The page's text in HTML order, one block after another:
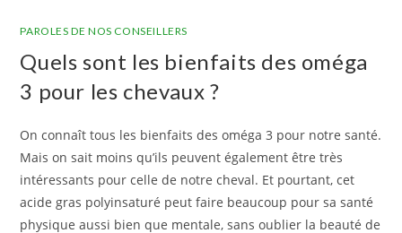
PAROLES DE NOS CONSEILLERS
Quels sont les bienfaits des oméga
3 pour les chevaux ?
On connaît tous les bienfaits des oméga 3 pour notre santé.
Mais on sait moins qu’ils peuvent également être très
intéressants pour celle de notre cheval. Et pourtant, cet
acide gras polyinsaturé peut faire beaucoup pour sa santé
physique aussi bien que mentale, sans oublier la beauté de